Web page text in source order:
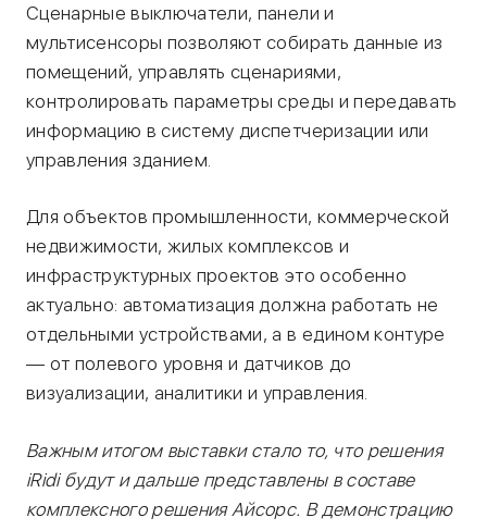
Сценарные выключатели, панели и
мультисенсоры позволяют собирать данные из
помещений, управлять сценариями,
контролировать параметры среды и передавать
информацию в систему диспетчеризации или
управления зданием.
Для объектов промышленности, коммерческой
недвижимости, жилых комплексов и
инфраструктурных проектов это особенно
актуально: автоматизация должна работать не
отдельными устройствами, а в едином контуре
— от полевого уровня и датчиков до
визуализации, аналитики и управления.
Важным итогом выставки стало то, что решения
iRidi будут и дальше представлены в составе
комплексного решения Айсорс. В демонстрацию